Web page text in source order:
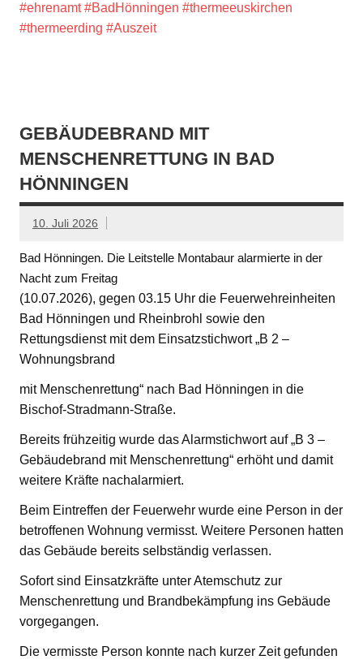
#ehrenamt #BadHönningen #thermeeuskirchen
#thermeerding #Auszeit
GEBÄUDEBRAND MIT
MENSCHENRETTUNG IN BAD
HÖNNINGEN
10. Juli 2026
Bad Hönningen. Die Leitstelle Montabaur alarmierte in der
Nacht zum Freitag
(10.07.2026), gegen 03.15 Uhr die Feuerwehreinheiten
Bad Hönningen und Rheinbrohl sowie den
Rettungsdienst mit dem Einsatzstichwort „B 2 –
Wohnungsbrand
mit Menschenrettung“ nach Bad Hönningen in die
Bischof-Stradmann-Straße.
Bereits frühzeitig wurde das Alarmstichwort auf „B 3 –
Gebäudebrand mit Menschenrettung“ erhöht und damit
weitere Kräfte nachalarmiert.
Beim Eintreffen der Feuerwehr wurde eine Person in der
betroffenen Wohnung vermisst. Weitere Personen hatten
das Gebäude bereits selbständig verlassen.
Sofort sind Einsatzkräfte unter Atemschutz zur
Menschenrettung und Brandbekämpfung ins Gebäude
vorgegangen.
Die vermisste Person konnte nach kurzer Zeit gefunden